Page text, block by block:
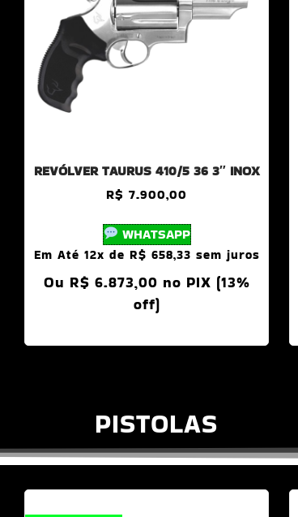
REVÓLVER TAURUS 410/5 36 3″ INOX
R$ 7.900,00
WHATSAPP
Em Até 12x de R$ 658,33 sem juros
Ou R$ 6.873,00 no PIX (13%
off)
PISTOLAS